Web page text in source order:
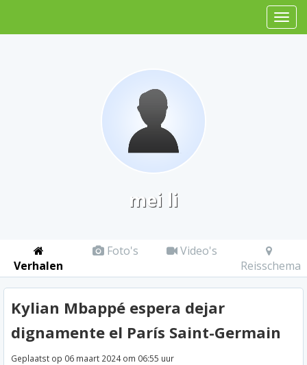
mei li
Verhalen
Foto's
Video's
Reisschema
Kylian Mbappé espera dejar
dignamente el París Saint-Germain
Geplaatst op 06 maart 2024 om 06:55 uur